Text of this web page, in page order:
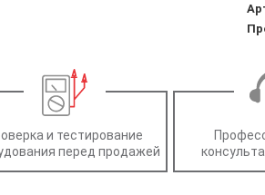
и тестирование
перед продажей